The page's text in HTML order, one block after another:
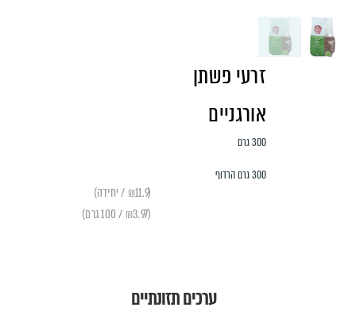
זרעי פשתן
אורגניים
300 גרם
300 גרם הרדוף
(₪11.9 / יחידה)
(₪3.97 / 100 גרם)
ערכים תזונתיים